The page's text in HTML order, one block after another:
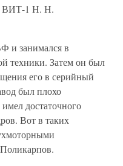
ВИТ-1 Н. Н.
и занимался в
техники. Затем он был
его в серийный
был плохо
достаточного
Вот в таких